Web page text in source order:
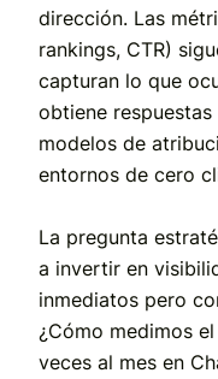
dirección. Las
rankings, CTR)
capturan lo que
obtiene
modelos de
entornos de cero
La pregunta
a invertir en
inmediatos pero
¿Cómo medimos
veces al mes en